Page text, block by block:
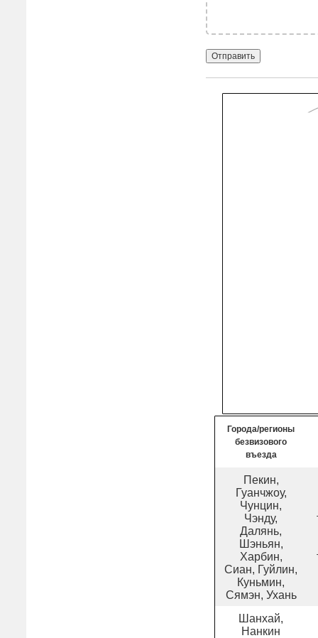
Города/регионы
безвизового
въезда
Пекин,
Гуанчжоу,
Чунцин,
Чэнду,
Далянь,
Шэньян,
Харбин,
Сиан, Гуйлин,
Куньмин,
Сямэн, Ухань
Шанхай,
Нанкин